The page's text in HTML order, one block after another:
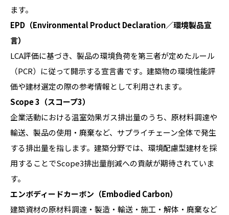
ます。
EPD（Environmental Product Declaration／環境製品宣
言）
LCA評価に基づき、製品の環境負荷を第三者が定めたルール
（PCR）に従って開示する宣言書です。建築物の環境性能評
価や建材選定の際の参考情報として利用されます。
Scope 3（スコープ3）
企業活動における温室効果ガス排出量のうち、原材料調達や
輸送、製品の使用・廃棄など、サプライチェーン全体で発生
する排出量を指します。建築分野では、環境配慮型建材を採
用することでScope3排出量削減への貢献が期待されていま
す。
エンボディードカーボン（Embodied Carbon）
建築資材の原材料調達・製造・輸送・施工・解体・廃棄など